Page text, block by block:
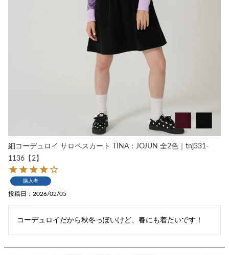
細コーデュロイ サロペスカート TINA：JOJUN 全2色｜tnj331-
1136【2】
購入者
投稿日 2026/02/05
コーデュロイだから秋冬っぽいけど、春にも着たいです！